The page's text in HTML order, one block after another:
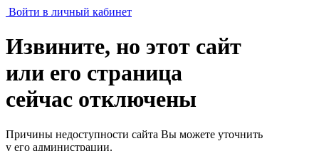
Войти в личный кабинет
Извините, но этот сайт
или его страница
сейчас отключены
Причины недоступности сайта Вы можете уточнить
у его администрации.